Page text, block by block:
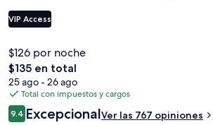
algunas opciones de transporte público:
queda a unos pasos y Estación de metro de
VIP Access
$126 por noche
El
precio
total
es
de
$135 en total
25 ago - 26 ago
Total con impuestos y cargos
Opiniones
9.49.4 de 10,
ExcepcionalVer las 767 opiniones